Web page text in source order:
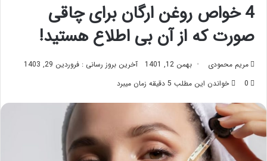
4 خواص روغن ارگان برای چاقی
صورت که از آن بی اطلاع هستید!
مریم محمودی بهمن 12, 1401
آخرین بروز رسانی : فروردین 29, 1403
0
خواندن این مطلب 5 دقیقه زمان میبرد